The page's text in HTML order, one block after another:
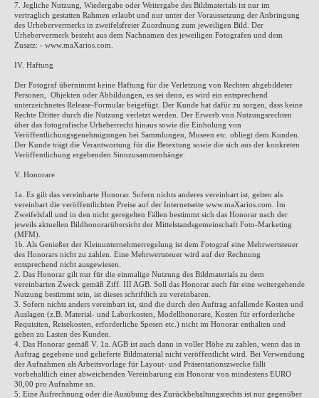
7. Jegliche Nutzung, Wiedergabe oder Weitergabe des Bildmaterials ist nur im
vertraglich gestatten Rahmen erlaubt und nur unter der Voraussetzung der Anbringung
des Urhebervermerks in zweifelsfreier Zuordnung zum jeweiligen Bild. Der
Urhebervermerk besteht aus dem Nachnamen des jeweiligen Fotografen und dem
Zusatz: - www.maXarios.com.
IV. Haftung
Der Fotograf übernimmt keine Haftung für die Verletzung von Rechten abgebildeter
Personen, Objekten oder Abbildungen, es sei denn, es wird ein entsprechend
unterzeichnetes Release-Formular beigefügt. Der Kunde hat dafür zu sorgen, dass keine
Rechte Dritter durch die Nutzung verletzt werden. Der Erwerb von Nutzungsrechten
über das fotografische Urheberrecht hinaus sowie die Einholung von
Veröffentlichungsgenehmigungen bei Sammlungen, Museen etc. obliegt dem Kunden.
Der Kunde trägt die Verantwortung für die Betextung sowie die sich aus der konkreten
Veröffentlichung ergebenden Sinnzusammenhänge.
V. Honorare
1a. Es gilt das vereinbarte Honorar. Sofern nichts anderes vereinbart ist, gelten als
vereinbart die veröffentlichten Preise auf der Internetseite www.maXarios.com. Im
Zweifelsfall und in den nicht geregelten Fällen bestimmt sich das Honorar nach der
jeweils aktuellen Bildhonorarübersicht der Mittelstandsgemeinschaft Foto-Marketing
(MFM).
1b. Als Genießer der Kleinunternehmerregelung ist dem Fotograf eine Mehrwertsteuer
des Honorars nicht zu zahlen. Eine Mehrwertsteuer wird auf der Rechnung
entsprechend nicht ausgewiesen.
2. Das Honorar gilt nur für die einmalige Nutzung des Bildmaterials zu dem
vereinbarten Zweck gemäß Ziff. III AGB. Soll das Honorar auch für eine weitergehende
Nutzung bestimmt sein, ist dieses schriftlich zu vereinbaren.
3. Sofern nichts anders vereinbart ist, sind die durch den Auftrag anfallende Kosten und
Auslagen (z.B. Material- und Laborkosten, Modellhonorare, Kosten für erforderliche
Requisiten, Reisekosten, erforderliche Spesen etc.) nicht im Honorar enthalten und
gehen zu Lasten des Kunden.
4. Das Honorar gemäß V. 1a. AGB ist auch dann in voller Höhe zu zahlen, wenn das in
Auftrag gegebene und gelieferte Bildmaterial nicht veröffentlicht wird. Bei Verwendung
der Aufnahmen als Arbeitsvorlage für Layout- und Präsentationszwecke fällt
vorbehaltlich einer abweichenden Vereinbarung ein Honorar von mindestens EURO
30,00 pro Aufnahme an.
5. Eine Aufrechnung oder die Ausübung des Zurückbehaltungsrechts ist nur gegenüber